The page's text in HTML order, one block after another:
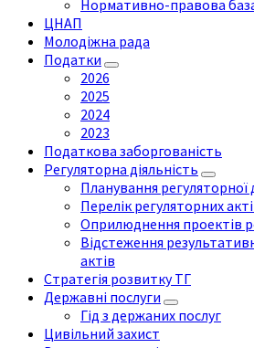
Нормативно-правова
ЦНАП
Молодіжна рада
Податки
2026
2025
2024
2023
Податкова заборгованість
Регуляторна діяльність
Планування регуляторної
Перелік регуляторних
Оприлюднення проектів
Відстеження
актів
Стратегія розвитку ТГ
Державні послуги
Гід з держаних послуг
Цивільний захист